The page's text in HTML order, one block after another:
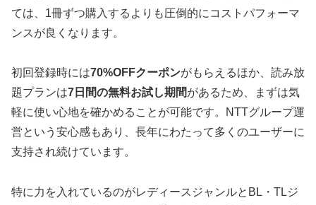
ては、1冊ずつ購入するよりも圧倒的にコストパフォーマ
ンスが良くなります。
初回登録時には70%OFFクーポンがもらえるほか、読み放
題プランは7日間の無料お試し期間があるため、まずは気
軽に使い心地を確かめることが可能です。NTTグループ運
営という安心感もあり、長年にわたって多くのユーザーに
支持され続けています。
特に力を入れているのがレディースジャンルとBL・TLジ